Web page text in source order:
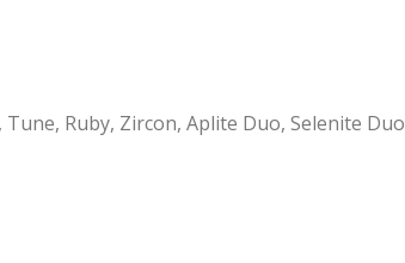
Tune, Ruby, Zircon, Aplite Duo, Selenite Duo